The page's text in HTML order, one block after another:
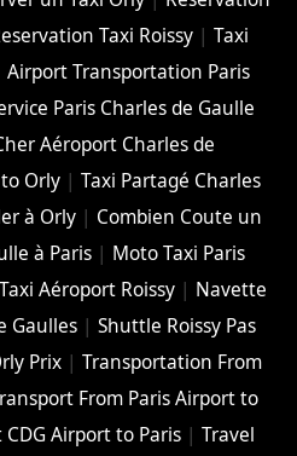
Taxi Roissy| Taxi
Airport Transportation Paris
Paris Charles de Gaulle
Aéroport Charles de
Orly |Taxi Partagé Charles
à Orly | Combien Coute un
à Paris| Moto Taxi Paris
Aéroport Roissy| Navette
Gaulles| Shuttle Roissy Pas
Prix |Transportation From
From Paris Airport to
Airport to Paris| Travel